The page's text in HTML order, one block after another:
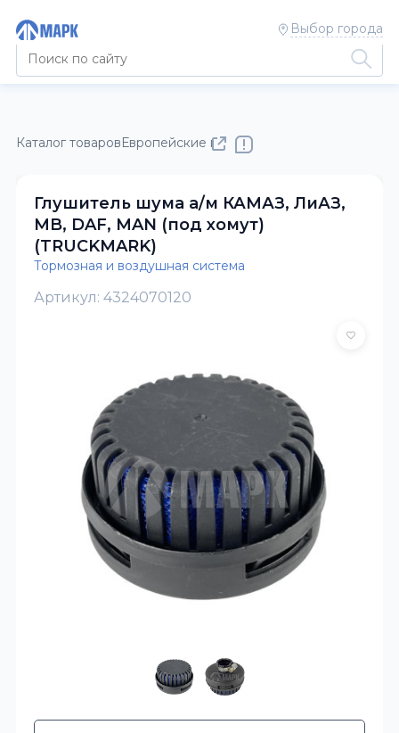
Выбор города
Каталог товаровЕвропейские полуприцепы и тягачи
Глушитель шума а/м КАМАЗ, ЛиАЗ,
MB, DAF, MAN (под хомут)
(TRUCKMARK)
Тормозная и воздушная система
Артикул: 4324070120